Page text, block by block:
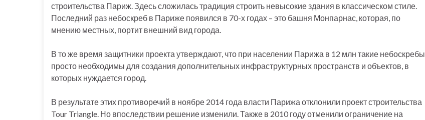
строительства Париж. Здесь сложилась традиция строить невысокие здания в классическом стиле.
Последний раз небоскреб в Париже появился в 70-х годах – это башня Монпарнас, которая, по
мнению местных, портит внешний вид города.
В то же время защитники проекта утверждают, что при населении Парижа в 12 млн такие небоскребы
просто необходимы для создания дополнительных инфраструктурных пространств и объектов, в
которых нуждается город.
В результате этих противоречий в ноябре 2014 года власти Парижа отклонили проект строительства
Tour Triangle. Но впоследствии решение изменили. Также в 2010 году отменили ограничение на